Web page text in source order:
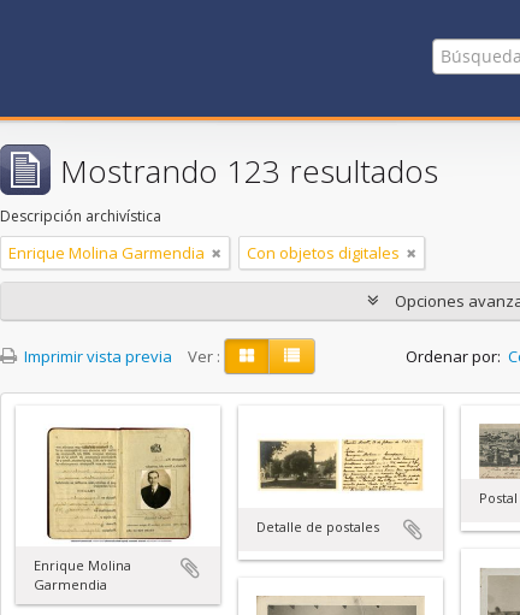
Mostrando 123 resultados
Descripción archivística
Enrique Molina Garmendia Con objetos digitales
Opciones
Imprimir vista previa Ver : Ordenar por:
Enrique Molina
Garmendia
Detalle de postales